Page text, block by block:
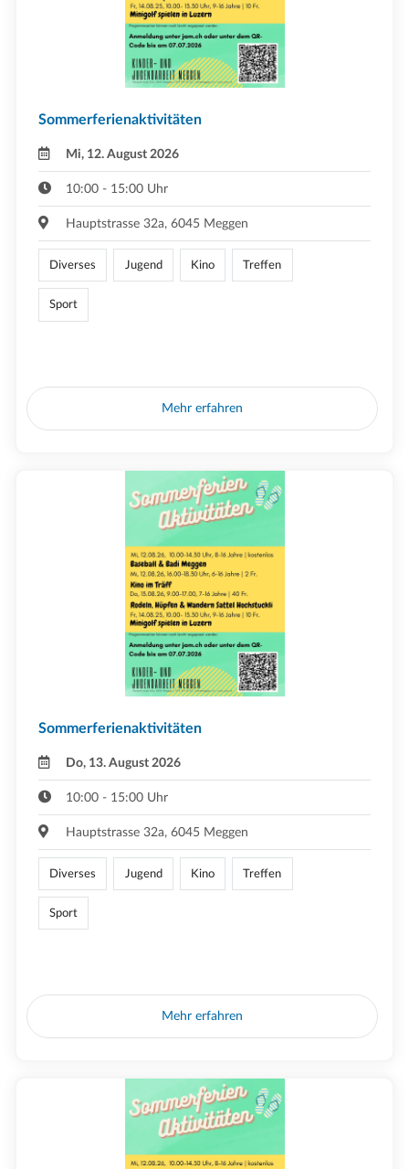
Sommerferienaktivitäten
Mi, 12. August 2026
10:00 - 15:00 Uhr
Hauptstrasse 32a, 6045 Meggen
Diverses Jugend Kino Treffen
Sport
Mehr erfahren
Sommerferienaktivitäten
Do, 13. August 2026
10:00 - 15:00 Uhr
Hauptstrasse 32a, 6045 Meggen
Diverses Jugend Kino Treffen
Sport
Mehr erfahren